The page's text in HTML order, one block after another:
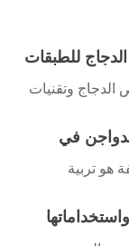
للطبقات
وتقنيات
التغذية
الثروة
في
هو تربية
بشكل روتيني
الوطني، مثل